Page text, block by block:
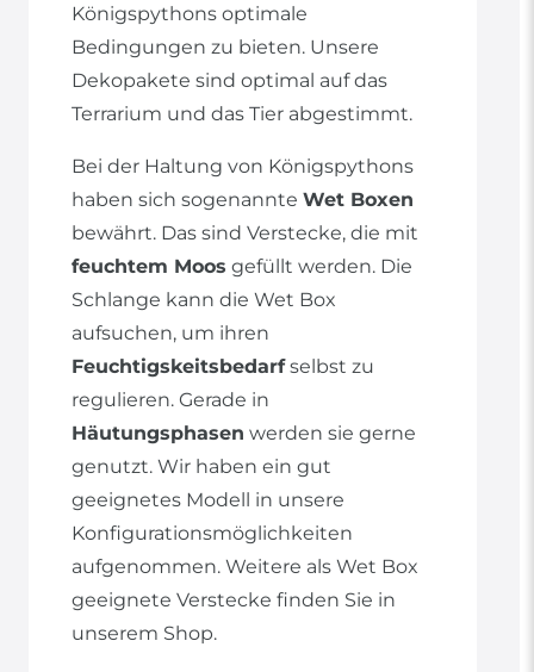
Königspythons optimale
Bedingungen zu bieten. Unsere
Dekopakete sind optimal auf das
Terrarium und das Tier abgestimmt.
Bei der Haltung von Königspythons
haben sich sogenannte Wet Boxen
bewährt. Das sind Verstecke, die mit
feuchtem Moos gefüllt werden. Die
Schlange kann die Wet Box
aufsuchen, um ihren
Feuchtigskeitsbedarfselbst zu
regulieren. Gerade in
Häutungsphasen werden sie gerne
genutzt. Wir haben ein gut
geeignetes Modell in unsere
Konfigurationsmöglichkeiten
aufgenommen. Weitere als Wet Box
geeignete Verstecke finden Sie in
unserem Shop.